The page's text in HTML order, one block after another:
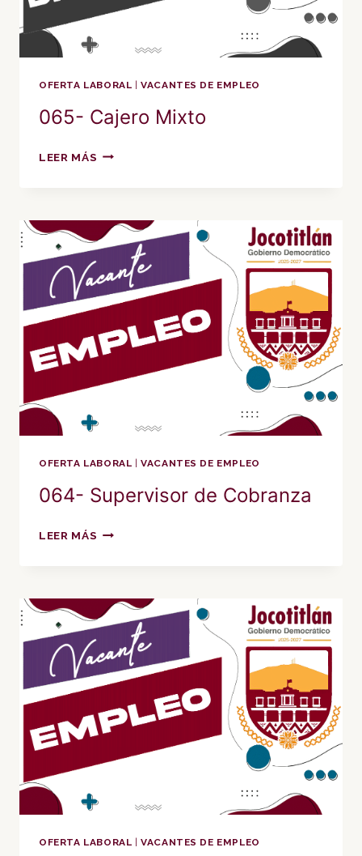
OFERTA LABORAL |VACANTES DE EMPLEO
065- Cajero Mixto
LEER MÁS 065-
OFERTA LABORAL |VACANTES DE EMPLEO
064- Supervisor de Cobranza
LEER MÁS 064-
OFERTA LABORAL |VACANTES DE EMPLEO